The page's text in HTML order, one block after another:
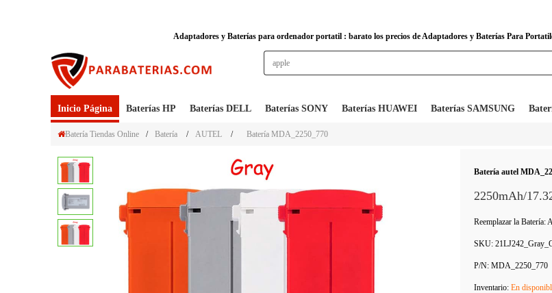
Adaptadores y Baterías para ordenador portatil : barato los precios de Adaptadores y Baterías Para
Inicio Página Baterías HP Baterías DELL Baterías SONY Baterías HUAWEI Baterías SAMSUNG
Batería Tiendas Online / Batería / AUTEL / Batería MDA_2250_770
Batería autel
2250mAh/
Reemplazar la
SKU:
P/N: MDA_2250_770
Inventario: En